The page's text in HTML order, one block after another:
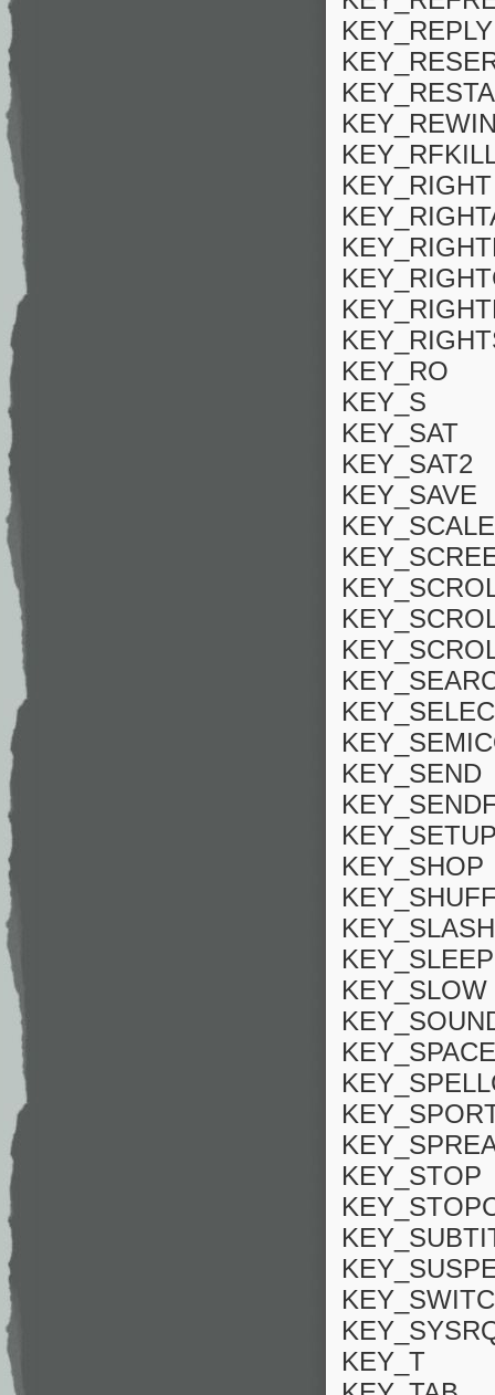
KEY_REPLY
KEY_RIGHT
KEY_RO
KEY_S
KEY_SAT
KEY_SAT2
KEY_SAVE
KEY_SCALE
KEY_SEND
KEY_SHOP
KEY_SLASH
KEY_SLEEP
KEY_SLOW
KEY_SPACE
KEY_STOP
KEY_T